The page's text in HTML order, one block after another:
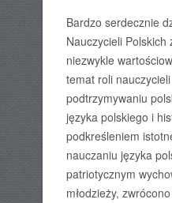
Bardzo serdecznie
Nauczycieli Polskich
niezwykle
temat roli
podtrzymywaniu
języka polskiego i
podkreśleniem
nauczaniu języka
patriotycznym
młodzieży,